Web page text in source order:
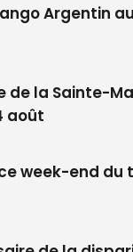
de la
de Saint
la nouvelle Miss
ne reviendra pas